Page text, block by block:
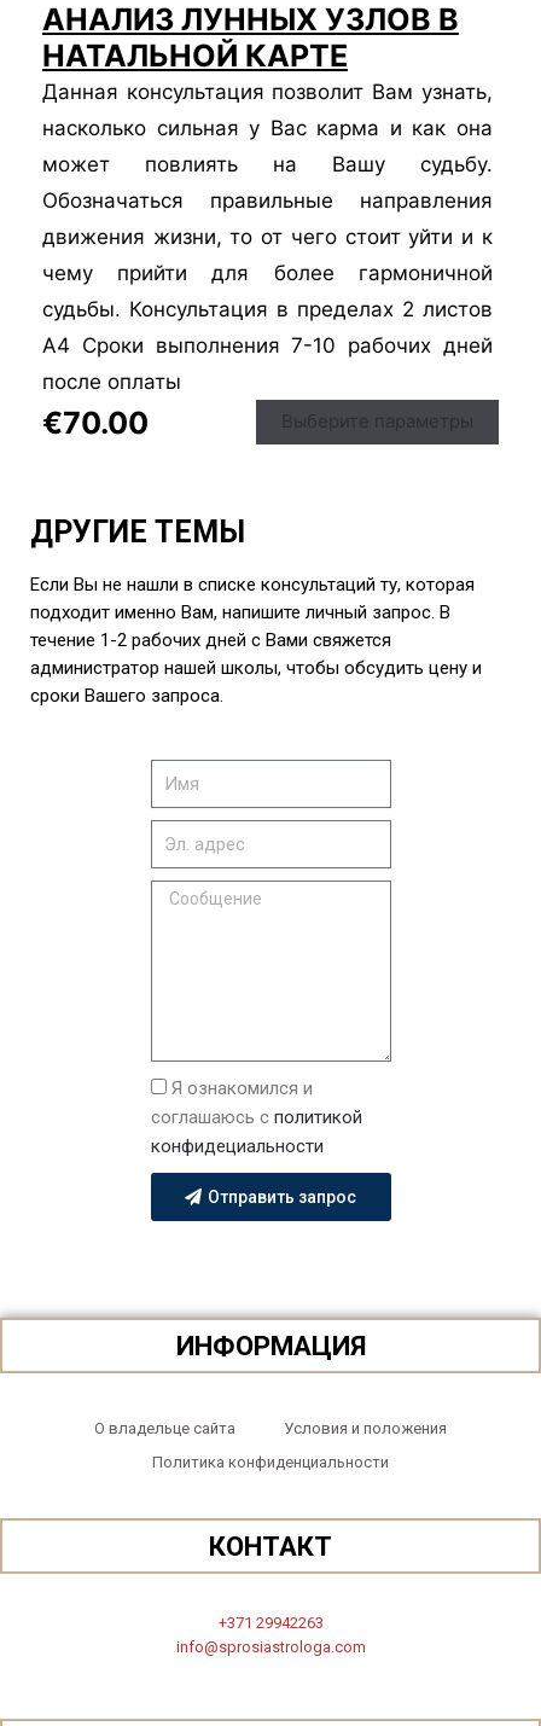
АНАЛИЗ ЛУННЫХ УЗЛОВ В
НАТАЛЬНОЙ КАРТЕ
Данная консультация позволит Вам узнать,
насколько сильная у Вас карма и как она
может повлиять на Вашу судьбу.
Обозначаться правильные направления
движения жизни, то от чего стоит уйти и к
чему прийти для более гармоничной
судьбы. Консультация в пределах 2 листов
А4 Сроки выполнения 7-10 рабочих дней
после оплаты
€70.00 Выберите параметры
ДРУГИЕ ТЕМЫ
Если Вы не нашли в списке консультаций ту, которая
подходит именно Вам, напишите личный запрос. В
течение 1-2 рабочих дней с Вами свяжется
администратор нашей школы, чтобы обсудить цену и
сроки Вашего запроса.
Я ознакомился и
соглашаюсь с политикой
конфидециальности
Отправить запрос
ИНФОРМАЦИЯ
О владельце сайта
Условия и положения
Политика конфиденциальности
КОНТАКТ
+371 29942263
info@sprosiastrologa.com